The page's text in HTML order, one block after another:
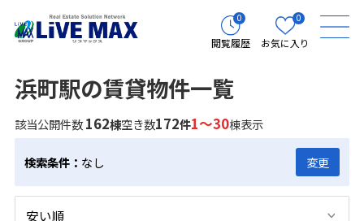
0
閲覧履歴
0
お気に入り
浜町駅の賃貸物件一覧
該当公開件数162棟空き数172件1～30棟表示
検索条件： なし 変更